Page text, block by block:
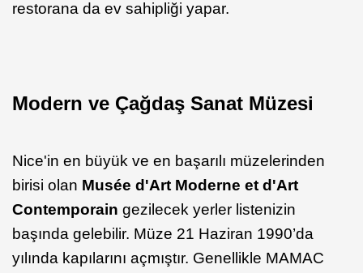
restorana da ev sahipliği yapar.
Modern ve Çağdaş Sanat Müzesi
Nice'in en büyük ve en başarılı müzelerinden
birisi olan Musée d'Art Moderne et d'Art
Contemporain gezilecek yerler listenizin
başında gelebilir. Müze 21 Haziran 1990’da
yılında kapılarını açmıştır. Genellikle MAMAC